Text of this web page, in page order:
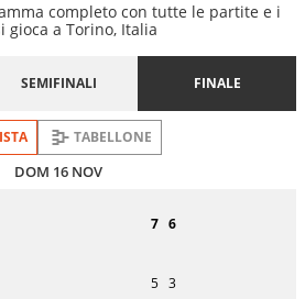
completo con tutte le partite e i
a Torino, Italia
SEMIFINALI FINALE
TABELLONE
DOM 16 NOV
7 6
5 3